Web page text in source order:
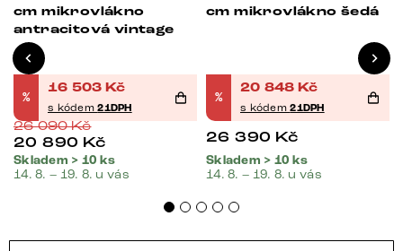
cm mikrovlákno
antracitová vintage
%
16 503 Kč
s kódem21DPH
26 090Kč
20 890 Kč
Skladem > 10 ks
14. 8. – 19. 8. u vás
cm mikrovlákno šedá
%
20 848 Kč
s kódem21DPH
26 390 Kč
Skladem > 10 ks
14. 8. – 19. 8. u vás